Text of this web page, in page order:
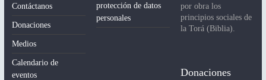
Contáctanos
Donaciones
Medios
Calendario de
eventos
protección de datos
personales
por obra los
principios sociales de
la Torá (Biblia).
Donaciones